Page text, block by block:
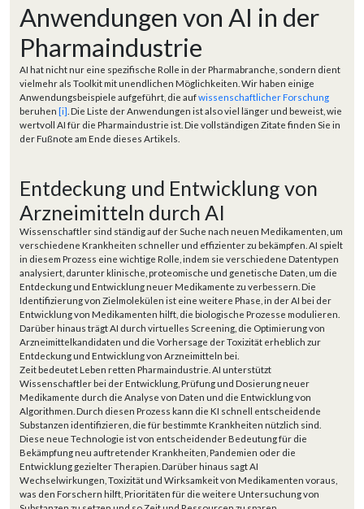
Anwendungen von AI in der
Pharmaindustrie
AI hat nicht nur eine spezifische Rolle in der Pharmabranche, sondern dient
vielmehr als Toolkit mit unendlichen Möglichkeiten. Wir haben einige
Anwendungsbeispiele aufgeführt, die aufwissenschaftlicher Forschung
beruhen [i] . Die Liste der Anwendungen ist also viel länger und beweist, wie
wertvoll AI für die Pharmaindustrie ist. Die vollständigen Zitate finden Sie in
der Fußnote am Ende dieses Artikels.
Entdeckung und Entwicklung von
Arzneimitteln durch AI
Wissenschaftler sind ständig auf der Suche nach neuen Medikamenten, um
verschiedene Krankheiten schneller und effizienter zu bekämpfen. AI spielt
in diesem Prozess eine wichtige Rolle, indem sie verschiedene Datentypen
analysiert, darunter klinische, proteomische und genetische Daten, um die
Entdeckung und Entwicklung neuer Medikamente zu verbessern. Die
Identifizierung von Zielmolekülen ist eine weitere Phase, in der AI bei der
Entwicklung von Medikamenten hilft, die biologische Prozesse modulieren.
Darüber hinaus trägt AI durch virtuelles Screening, die Optimierung von
Arzneimittelkandidaten und die Vorhersage der Toxizität erheblich zur
Entdeckung und Entwicklung von Arzneimitteln bei.
Zeit bedeutet Leben retten Pharmaindustrie. AI unterstützt
Wissenschaftler bei der Entwicklung, Prüfung und Dosierung neuer
Medikamente durch die Analyse von Daten und die Entwicklung von
Algorithmen. Durch diesen Prozess kann die KI schnell entscheidende
Substanzen identifizieren, die für bestimmte Krankheiten nützlich sind.
Diese neue Technologie ist von entscheidender Bedeutung für die
Bekämpfung neu auftretender Krankheiten, Pandemien oder die
Entwicklung gezielter Therapien. Darüber hinaus sagt AI
Wechselwirkungen, Toxizität und Wirksamkeit von Medikamenten voraus,
was den Forschern hilft, Prioritäten für die weitere Untersuchung von